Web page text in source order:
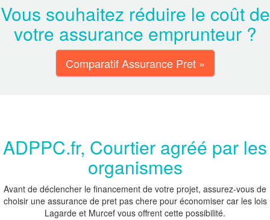
Vous souhaitez réduire le coût de
votre assurance emprunteur ?
Comparatif Assurance Pret »
ADPPC.fr, Courtier agréé par les
organismes
Avant de déclencher le financement de votre projet, assurez-vous de
choisir une assurance de pret pas chere pour économiser car les lois
Lagarde et Murcef vous offrent cette possibilité.